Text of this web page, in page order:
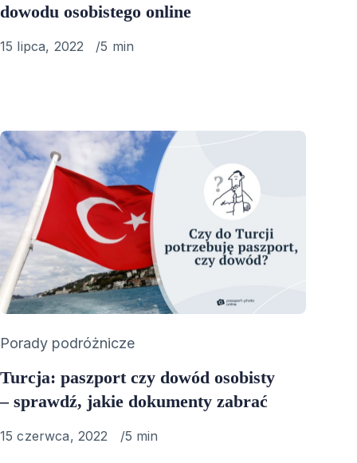
dowodu osobistego online
Published
15 lipca, 2022 5 min
Category
Porady podróżnicze
Turcja: paszport czy dowód osobisty
– sprawdź, jakie dokumenty zabrać
Published
15 czerwca, 2022 5 min